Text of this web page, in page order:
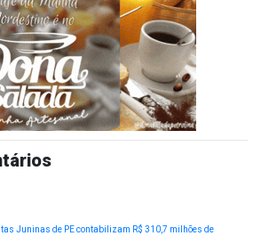
Juninas de PE contabilizam R$ 310,7 milhões de